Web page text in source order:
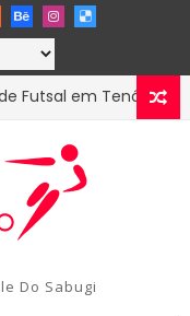
em Tenório-PB
Do Sabugi